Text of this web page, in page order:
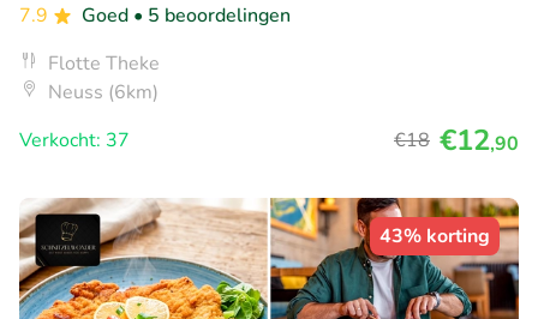
7.9
Goed • 5 beoordelingen
Flotte Theke
Neuss (6km)
Verkocht: 37
€18 €12,90
43% korting